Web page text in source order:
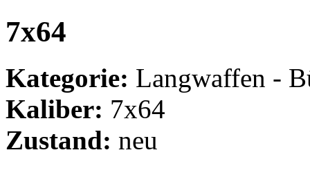
7x64
Kategorie: Langwaffen -
Kaliber: 7x64
Zustand: neu